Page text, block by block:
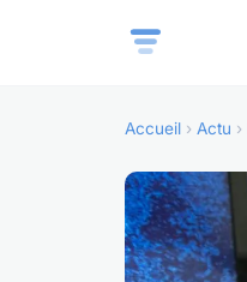
Accueil › Actu ›